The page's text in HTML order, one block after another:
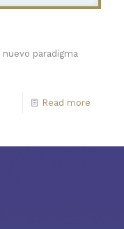
paradigma
Read more